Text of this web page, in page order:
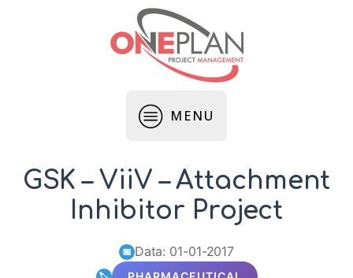
MENU
GSK – ViiV – Attachment
Inhibitor Project
📅 Data: 01-01-2017